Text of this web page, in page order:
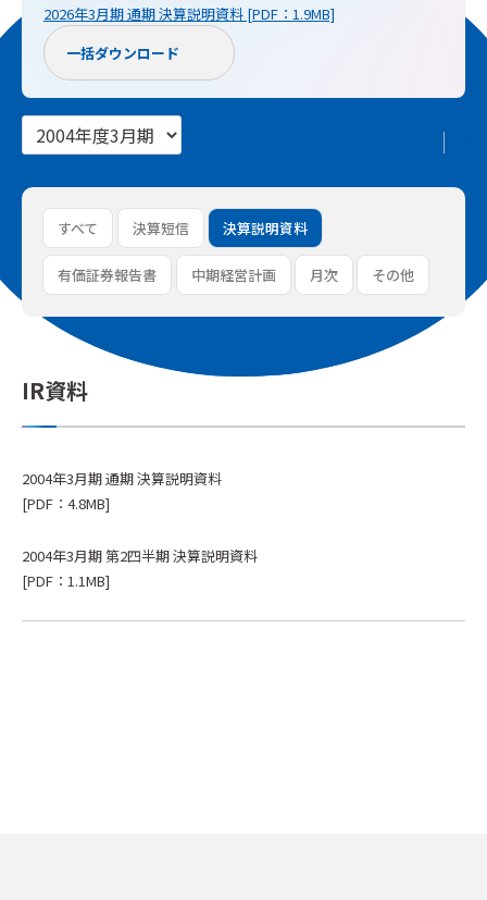
2026年3月期 通期 決算説明資料 [PDF：1.9MB]
一括ダウンロード
すべて 決算短信 決算説明資料
有価証券報告書 中期経営計画 月次 その他
IR資料
2004年3月期 通期 決算説明資料
[PDF：4.8MB]
2004年3月期 第2四半期 決算説明資料
[PDF：1.1MB]